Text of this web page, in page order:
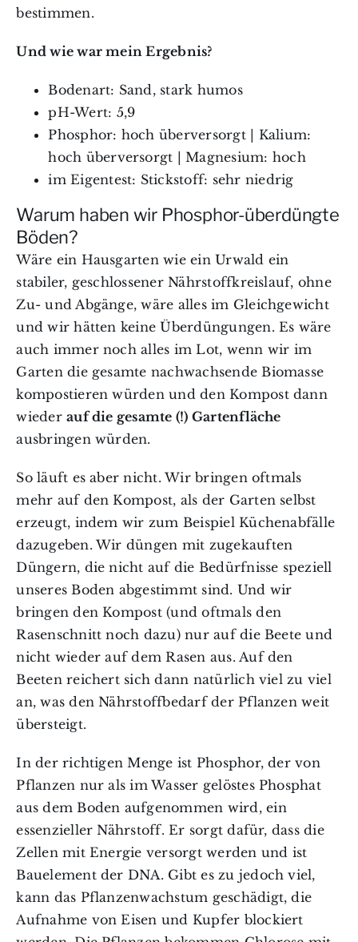
bestimmen.
Und wie war mein Ergebnis?
Bodenart: Sand, stark humos
pH-Wert: 5,9
Phosphor: hoch überversorgt | Kalium:
hoch überversorgt | Magnesium: hoch
im Eigentest: Stickstoff: sehr niedrig
Warum haben wir Phosphor-überdüngte
Böden?
Wäre ein Hausgarten wie ein Urwald ein
stabiler, geschlossener Nährstoffkreislauf, ohne
Zu- und Abgänge, wäre alles im Gleichgewicht
und wir hätten keine Überdüngungen. Es wäre
auch immer noch alles im Lot, wenn wir im
Garten die gesamte nachwachsende Biomasse
kompostieren würden und den Kompost dann
wiederauf die gesamte (!) Gartenfläche
ausbringen würden.
So läuft es aber nicht. Wir bringen oftmals
mehr auf den Kompost, als der Garten selbst
erzeugt, indem wir zum Beispiel Küchenabfälle
dazugeben. Wir düngen mit zugekauften
Düngern, die nicht auf die Bedürfnisse speziell
unseres Boden abgestimmt sind. Und wir
bringen den Kompost (und oftmals den
Rasenschnitt noch dazu) nur auf die Beete und
nicht wieder auf dem Rasen aus. Auf den
Beeten reichert sich dann natürlich viel zu viel
an, was den Nährstoffbedarf der Pflanzen weit
übersteigt.
In der richtigen Menge ist Phosphor, der von
Pflanzen nur als im Wasser gelöstes Phosphat
aus dem Boden aufgenommen wird, ein
essenzieller Nährstoff. Er sorgt dafür, dass die
Zellen mit Energie versorgt werden und ist
Bauelement der DNA. Gibt es zu jedoch viel,
kann das Pflanzenwachstum geschädigt, die
Aufnahme von Eisen und Kupfer blockiert